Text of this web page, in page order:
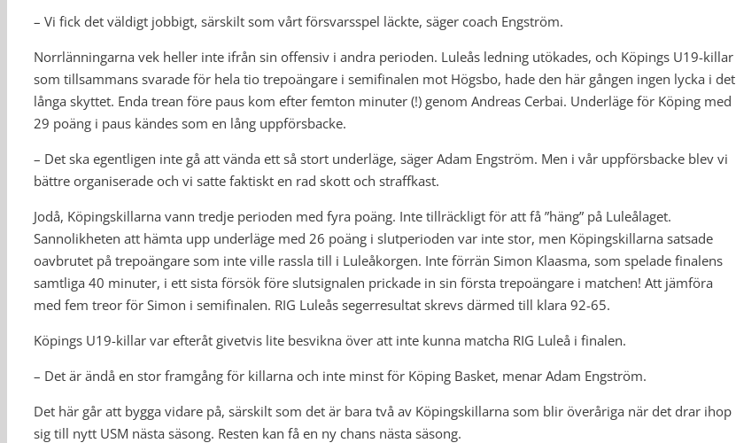
– Vi fick det väldigt jobbigt, särskilt som vårt försvarsspel läckte, säger coach Engström.
Norrlänningarna vek heller inte ifrån sin offensiv i andra perioden. Luleås ledning utökades, och Köpings U19-killar
som tillsammans svarade för hela tio trepoängare i semifinalen mot Högsbo, hade den här gången ingen lycka i det
långa skyttet. Enda trean före paus kom efter femton minuter (!) genom Andreas Cerbai. Underläge för Köping med
29 poäng i paus kändes som en lång uppförsbacke.
– Det ska egentligen inte gå att vända ett så stort underläge, säger Adam Engström. Men i vår uppförsbacke blev vi
bättre organiserade och vi satte faktiskt en rad skott och straffkast.
Jodå, Köpingskillarna vann tredje perioden med fyra poäng. Inte tillräckligt för att få ”häng” på Luleålaget.
Sannolikheten att hämta upp underläge med 26 poäng i slutperioden var inte stor, men Köpingskillarna satsade
oavbrutet på trepoängare som inte ville rassla till i Luleåkorgen. Inte förrän Simon Klaasma, som spelade finalens
samtliga 40 minuter, i ett sista försök före slutsignalen prickade in sin första trepoängare i matchen! Att jämföra
med fem treor för Simon i semifinalen. RIG Luleås segerresultat skrevs därmed till klara 92-65.
Köpings U19-killar var efteråt givetvis lite besvikna över att inte kunna matcha RIG Luleå i finalen.
– Det är ändå en stor framgång för killarna och inte minst för Köping Basket, menar Adam Engström.
Det här går att bygga vidare på, särskilt som det är bara två av Köpingskillarna som blir överåriga när det drar ihop
sig till nytt USM nästa säsong. Resten kan få en ny chans nästa säsong.